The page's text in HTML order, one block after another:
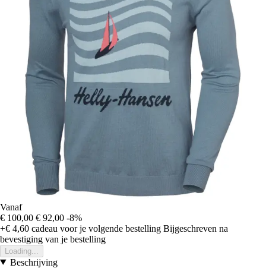
Vanaf
€ 100,00 € 92,00 -8%
+€ 4,60 cadeau voor je volgende bestelling Bijgeschreven na
bevestiging van je bestelling
Loading...
Beschrijving